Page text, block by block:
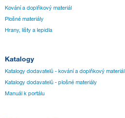
Kování a doplňkový materiál
Plošné materiály
Hrany, lišty a lepidla
Katalogy
Katalogy dodavatelů - kování a doplňkový materiál
Katalogy dodavatelů - plošné materiály
Manuál k portálu